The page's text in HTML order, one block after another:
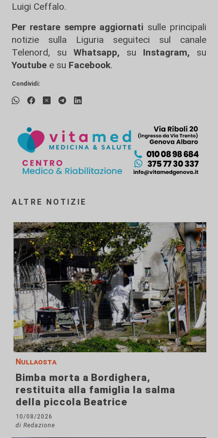
Luigi Ceffalo.
Per restare sempre aggiornati sulle principali
notizie sulla Liguria seguiteci sul canale
Telenord, su
Whatsapp, su Instagram, su
Youtube e su Facebook.
Condividi:
ALTRE NOTIZIE
Nullaosta
Bimba morta a Bordighera,
restituita alla famiglia la salma
della piccola Beatrice
10/08/2026
di Redazione